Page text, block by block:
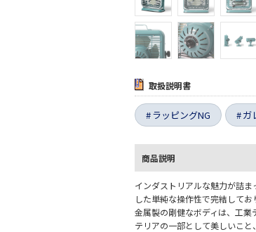
取扱説明書
ラッピングNG ガ
商品説明
インダストリアルな魅力が詰
した単純な操作性で完結して
金属製の剛健なボディは、工
テリアの一部として美しいこ